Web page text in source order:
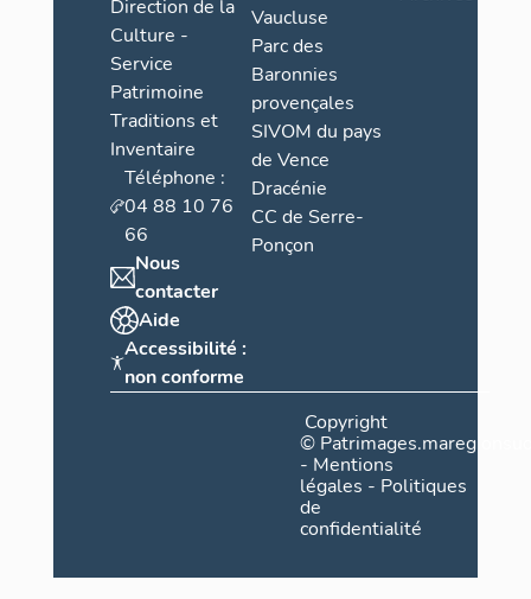
Direction de la
Culture -
Service
Patrimoine
Traditions et
Inventaire
Téléphone :
04 88 10 76
66
Nous
contacter
Aide
Accessibilité :
non conforme
Vaucluse
Parc des
Baronnies
provençales
SIVOM du pays
de Vence
Dracénie
CC de Serre-
Ponçon
Copyright
©
- Mentions
légales - Politiques
de
confidentialité